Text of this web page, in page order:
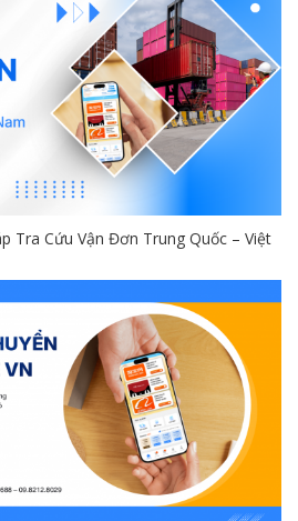
Tra Cứu Vận Đơn Trung Quốc – Việt